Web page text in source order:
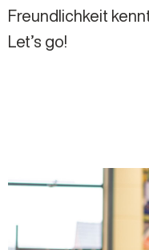
Freundlichkeit
Let’s go!